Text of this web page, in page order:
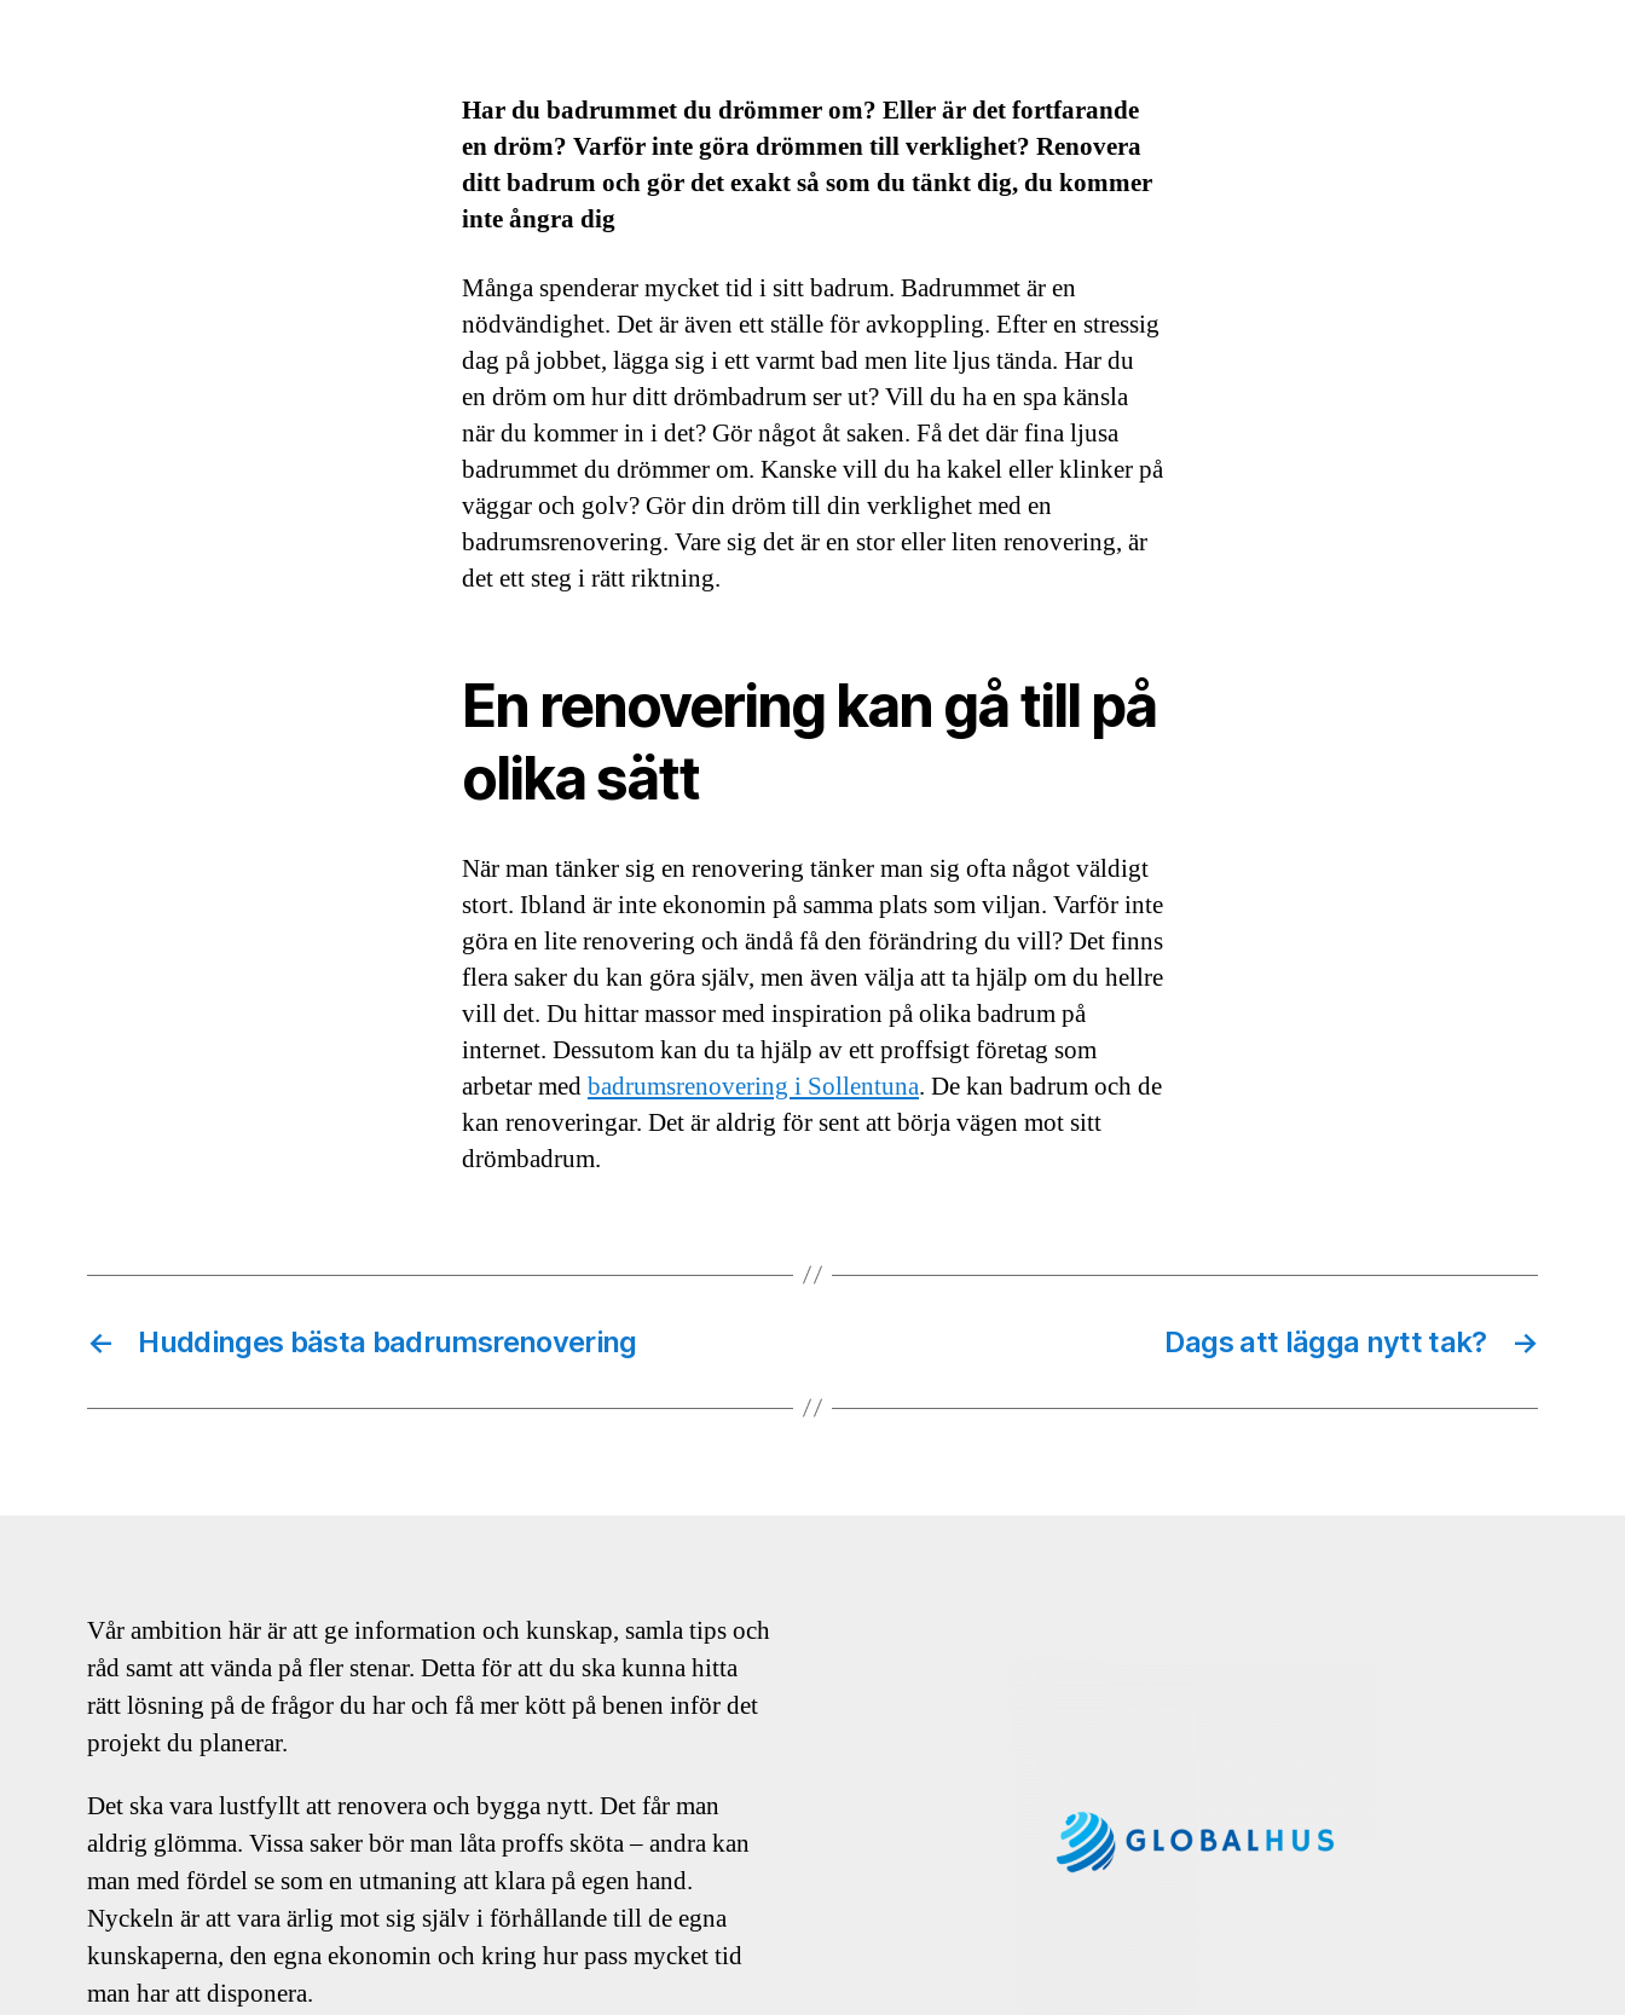
Har du badrummet du drömmer om? Eller är det fortfarande
en dröm? Varför inte göra drömmen till verklighet? Renovera
ditt badrum och gör det exakt så som du tänkt dig, du kommer
inte ångra dig
Många spenderar mycket tid i sitt badrum. Badrummet är en
nödvändighet. Det är även ett ställe för avkoppling. Efter en stressig
dag på jobbet, lägga sig i ett varmt bad men lite ljus tända. Har du
en dröm om hur ditt drömbadrum ser ut? Vill du ha en spa känsla
när du kommer in i det? Gör något åt saken. Få det där fina ljusa
badrummet du drömmer om. Kanske vill du ha kakel eller klinker på
väggar och golv? Gör din dröm till din verklighet med en
badrumsrenovering. Vare sig det är en stor eller liten renovering, är
det ett steg i rätt riktning.
En renovering kan gå till på
olika sätt
När man tänker sig en renovering tänker man sig ofta något väldigt
stort. Ibland är inte ekonomin på samma plats som viljan. Varför inte
göra en lite renovering och ändå få den förändring du vill? Det finns
flera saker du kan göra själv, men även välja att ta hjälp om du hellre
vill det. Du hittar massor med inspiration på olika badrum på
internet. Dessutom kan du ta hjälp av ett proffsigt företag som
arbetar medbadrumsrenovering i Sollentuna. De kan badrum och de
kan renoveringar. Det är aldrig för sent att börja vägen mot sitt
drömbadrum.
← Huddinges bästa badrumsrenovering →
Dags att lägga nytt tak?
Vår ambition här är att ge information och kunskap, samla tips och
råd samt att vända på fler stenar. Detta för att du ska kunna hitta
rätt lösning på de frågor du har och få mer kött på benen inför det
projekt du planerar.
Det ska vara lustfyllt att renovera och bygga nytt. Det får man
aldrig glömma. Vissa saker bör man låta proffs sköta – andra kan
man med fördel se som en utmaning att klara på egen hand.
Nyckeln är att vara ärlig mot sig själv i förhållande till de egna
kunskaperna, den egna ekonomin och kring hur pass mycket tid
man har att disponera.